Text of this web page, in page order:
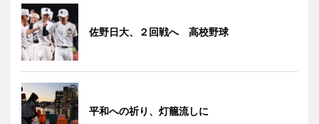
佐野日大、２回戦へ 高校野球
平和への祈り、灯籠流しに